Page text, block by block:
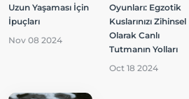
Uzun Yaşaması İçin
İpuçları
Nov 08 2024
Oyunları: Egzotik
Kuslarınızı Zihinsel
Olarak Canlı
Tutmanın Yolları
Oct 18 2024